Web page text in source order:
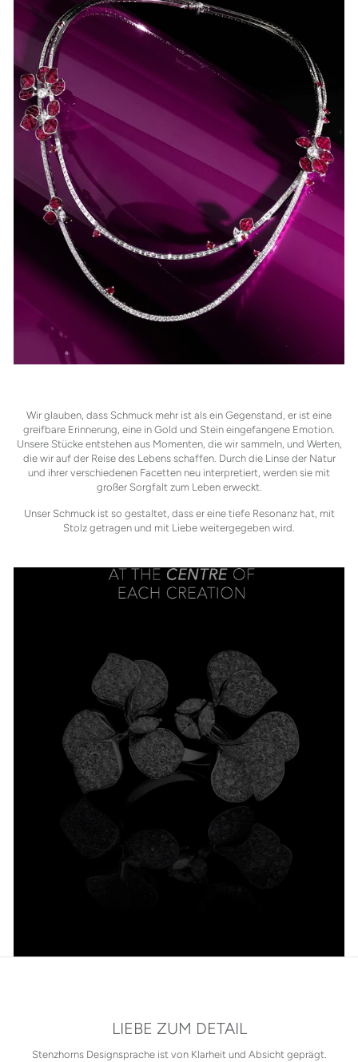
Wir glauben, dass Schmuck mehr ist als ein Gegenstand, er ist eine
greifbare Erinnerung, eine in Gold und Stein eingefangene Emotion.
Unsere Stücke entstehen aus Momenten, die wir sammeln, und Werten,
die wir auf der Reise des Lebens schaffen. Durch die Linse der Natur
und ihrer verschiedenen Facetten neu interpretiert, werden sie mit
großer Sorgfalt zum Leben erweckt.
Unser Schmuck ist so gestaltet, dass er eine tiefe Resonanz hat, mit
Stolz getragen und mit Liebe weitergegeben wird.
LIEBE ZUM DETAIL
Stenzhorns Designsprache ist von Klarheit und Absicht geprägt.